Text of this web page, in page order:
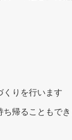
くりを行います
ち帰ることもで